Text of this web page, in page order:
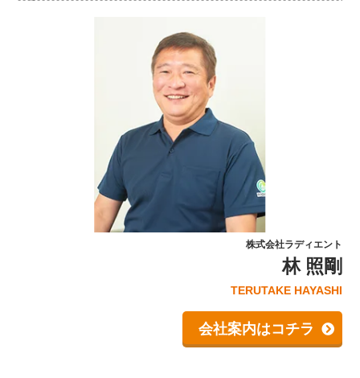
株式会社ラディエント
林 照剛
TERUTAKE HAYASHI
会社案内はコチラ